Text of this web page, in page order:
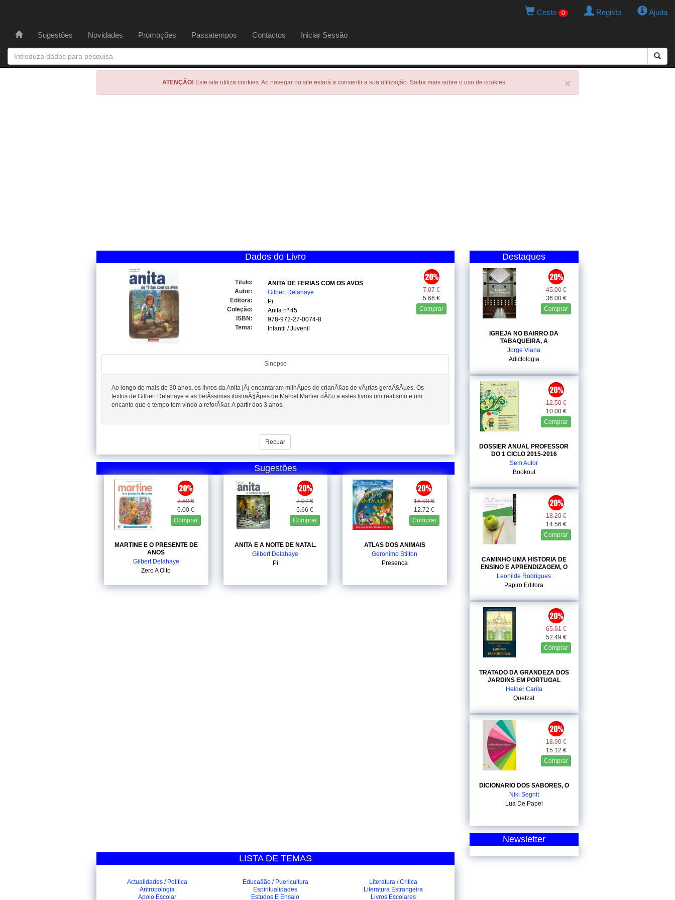
Cesto 0 Registo Ajuda
Sugestões Novidades Promoções Passatempos Contactos Iniciar Sessão
×
ATENÇÃO! Este site utiliza cookies. Ao navegar no site estará a consentir a sua utilização. Saiba mais sobre o uso de cookies.
Dados do Livro
7.07 €
5.66 €
Comprar
Titulo:
ANITA DE FERIAS COM OS AVOS
Autor:
Gilbert Delahaye
Editora:
Pi
Coleção:
Anita nº 45
ISBN:
978-972-27-0074-8
Tema:
Infantil / Juvenil
Sinopse
Ao longo de mais de 30 anos, os livros da Anita jÃ¡ encantaram milhÃµes de crianÃ§as de vÃ¡rias geraÃ§Ãµes. Os
textos de Gilbert Delahaye e as belÃ­ssimas ilustraÃ§Ãµes de Marcel Marlier dÃ£o a estes livros um realismo e um
encanto que o tempo tem vindo a reforÃ§ar. A partir dos 3 anos.
Recuar
Sugestões
7.50 €
6.00 €
Comprar
MARTINE E O PRESENTE DE
ANOS
Gilbert Delahaye
Zero A Oito
7.07 €
5.66 €
Comprar
ANITA E A NOITE DE NATAL.
Gilbert Delahaye
Pi
15.90 €
12.72 €
Comprar
ATLAS DOS ANIMAIS
Geronimo Stilton
Presenca
LISTA DE TEMAS
Actualidades / Politica
Antropologia
Apoio Escolar
Educaãão / Puericultura
Espiritualidades
Estudos E Ensaio
Literatura / Critica
Literatura Estrangeira
Livros Escolares
Destaques
45.00 €
36.00 €
Comprar
IGREJA NO BAIRRO DA
TABAQUEIRA, A
Jorge Viana
Adictologia
12.50 €
10.00 €
Comprar
DOSSIER ANUAL PROFESSOR
DO 1 CICLO 2015-2016
Sem Autor
Bookout
18.20 €
14.56 €
Comprar
CAMINHO UMA HISTORIA DE
ENSINO E APRENDIZAGEM, O
Leonilde Rodrigues
Papiro Editora
65.61 €
52.49 €
Comprar
TRATADO DA GRANDEZA DOS
JARDINS EM PORTUGAL
Helder Carita
Quetzal
18.90 €
15.12 €
Comprar
DICIONARIO DOS SABORES, O
Niki Segnit
Lua De Papel
Newsletter